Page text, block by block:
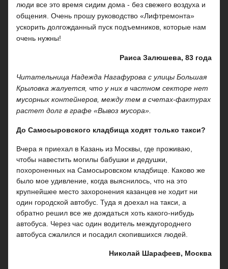
люди все это время сидим дома - без свежего воздуха и
общения. Очень прошу руководство «Лифтремонта»
ускорить долгожданный пуск подъемников, которые нам
очень нужны!
Раиса Залюшева, 83 года
Читательница Надежда Нагафурова с улицы Большая
Крыловка жалуется, что у них в частном секторе нет
мусорных контейнеров, между тем в счетах-фактурах
растет долг в графе «Вывоз мусора».
До Самосыровского кладбища ходят только такси?
Вчера я приехал в Казань из Москвы, где проживаю,
чтобы навестить могилы бабушки и дедушки,
похороненных на Самосыровском кладбище. Каково же
было мое удивление, когда выяснилось, что на это
крупнейшее место захоронения казанцев не ходит ни
один городской автобус. Туда я доехал на такси, а
обратно решил все же дождаться хоть какого-нибудь
автобуса. Через час один водитель междугороднего
автобуса сжалился и посадил скопившихся людей.
Николай Шарафеев, Москва